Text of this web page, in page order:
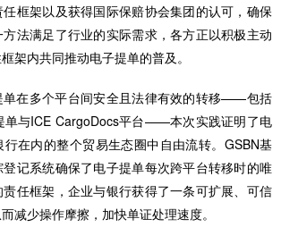
框架以及获得国际保赔协会集团的认可，确保
法满足了行业的实际需求，各方正以积极主动
架内共同推动电子提单的普及。
单在多个平台间安全且法律有效的转移——包括
单与ICE CargoDocs平台——本次实践证明了电
在内的整个贸易生态圈中自由流转。GSBN基
记系统确保了电子提单每次跨平台转移时的唯
任框架，企业与银行获得了一条可扩展、可信
减少操作摩擦，加快单证处理速度。